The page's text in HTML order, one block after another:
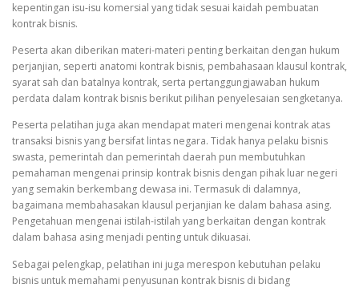
kepentingan isu-isu komersial yang tidak sesuai kaidah pembuatan
kontrak bisnis.
Peserta akan diberikan materi-materi penting berkaitan dengan hukum
perjanjian, seperti anatomi kontrak bisnis, pembahasaan klausul kontrak,
syarat sah dan batalnya kontrak, serta pertanggungjawaban hukum
perdata dalam kontrak bisnis berikut pilihan penyelesaian sengketanya.
Peserta pelatihan juga akan mendapat materi mengenai kontrak atas
transaksi bisnis yang bersifat lintas negara. Tidak hanya pelaku bisnis
swasta, pemerintah dan pemerintah daerah pun membutuhkan
pemahaman mengenai prinsip kontrak bisnis dengan pihak luar negeri
yang semakin berkembang dewasa ini. Termasuk di dalamnya,
bagaimana membahasakan klausul perjanjian ke dalam bahasa asing.
Pengetahuan mengenai istilah-istilah yang berkaitan dengan kontrak
dalam bahasa asing menjadi penting untuk dikuasai.
Sebagai pelengkap, pelatihan ini juga merespon kebutuhan pelaku
bisnis untuk memahami penyusunan kontrak bisnis di bidang